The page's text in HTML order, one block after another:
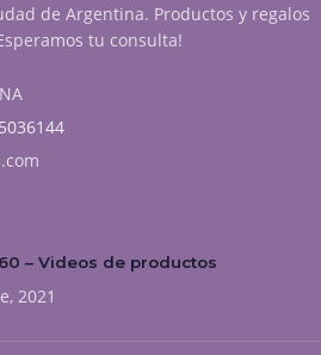
de Argentina. Productos y regalos
tu consulta!
– Videos de productos
2021